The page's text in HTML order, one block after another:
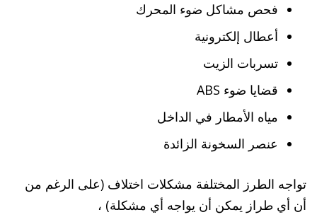
فحص مشاكل ضوء المحرك
أعطال إلكترونية
تسربات الزيت
قضايا ضوء ABS
مياه الأمطار في الداخل
عنصر السخونة الزائدة
تواجه الطرز المختلفة مشكلات اختلاف (على الرغم من
أن أي طراز يمكن أن يواجه أي مشكلة) ،